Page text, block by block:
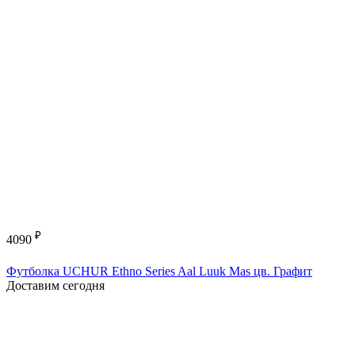
4090 ₽
Футболка UCHUR Ethno Series Aal Luuk Mas цв. Графит
Доставим сегодня